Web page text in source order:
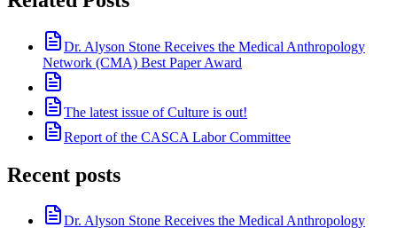
Dr. Alyson Stone Receives the Medical Anthropology
Network (CMA) Best Paper Award
The latest issue of Culture is out!
Report of the CASCA Labor Committee
Recent posts
Dr. Alyson Stone Receives the Medical Anthropology